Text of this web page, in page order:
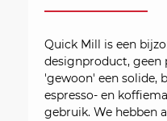
Quick Mill is een
designproduct, geen
'gewoon' een solide,
espresso- en
gebruik. We hebben